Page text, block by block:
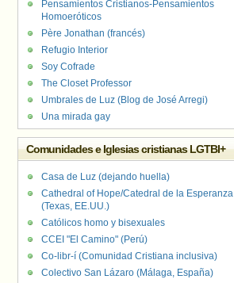
Pensamientos Cristianos-Pensamientos
Homoeróticos
Père Jonathan (francés)
Refugio Interior
Soy Cofrade
The Closet Professor
Umbrales de Luz (Blog de José Arregi)
Una mirada gay
Comunidades e Iglesias cristianas LGTBI+
Casa de Luz (dejando huella)
Cathedral of Hope/Catedral de la Esperanza
(Texas, EE.UU.)
Católicos homo y bisexuales
CCEI "El Camino" (Perú)
Co-libr-í (Comunidad Cristiana inclusiva)
Colectivo San Lázaro (Málaga, España)